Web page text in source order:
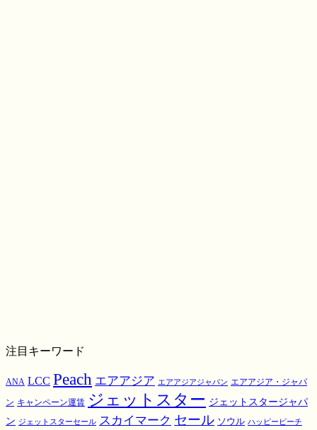
注目キーワード
ANA LCC Peach エアアジア エアアジアジャパン エアアジア・ジャパ
ン キャンペーン運賃 ジェットスター ジェットスタージャパ
ン ジェットスターセール スカイマーク セール ソウル ハッピーピーチ